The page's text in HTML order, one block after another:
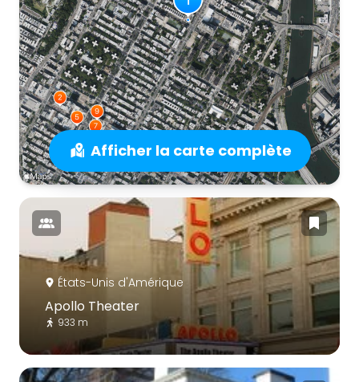
Afficher la carte complète
États-Unis d'Amérique
Apollo Theater
933 m